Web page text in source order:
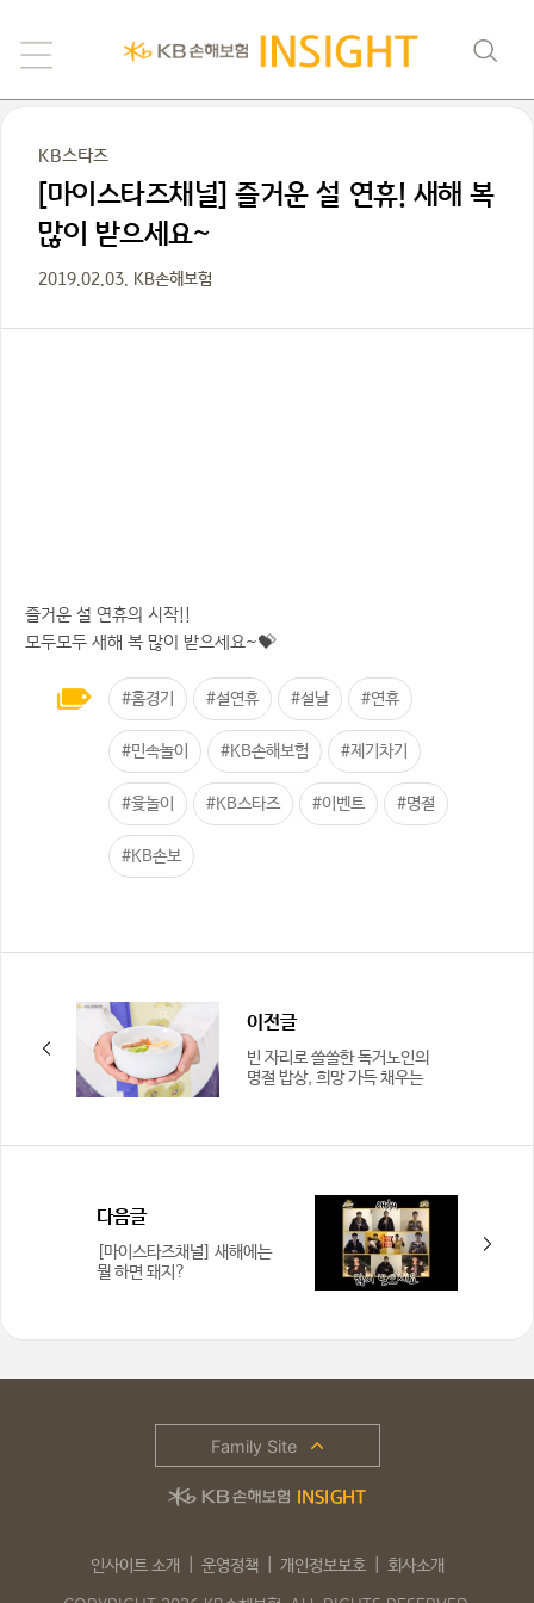
KB스타즈
[마이스타즈채널] 즐거운 설 연휴! 새해 복
많이 받으세요~
2019.02.03. KB손해보험
즐거운 설 연휴의 시작!!
모두모두 새해 복 많이 받으세요~💝
#홈경기 #설연휴 #설날 #연휴
#민속놀이 #KB손해보험 #제기차기
#윷놀이 #KB스타즈 #이벤트 #명절
#KB손보
이전글
빈 자리로 쓸쓸한 독거노인의
명절 밥상, 희망 가득 채우는
다음글
[마이스타즈채널] 새해에는
뭘 하면 돼지?
인사이트 소개 운영정책 개인정보보호 회사소개
Family Site